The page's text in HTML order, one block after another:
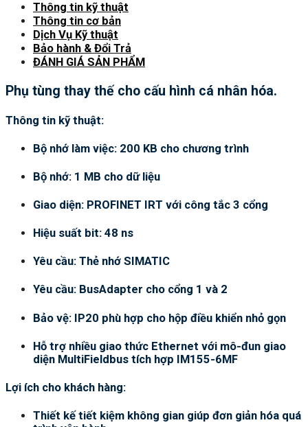
Thông tin kỹ thuật
Thông tin cơ bản
Dịch Vụ Kỹ thuật
Bảo hành & Đổi Trả
ĐÁNH GIÁ SẢN PHẨM
Phụ tùng thay thế cho cấu hình cá nhân hóa.
Thông tin kỹ thuật:
Bộ nhớ làm việc: 200 KB cho chương trình
Bộ nhớ: 1 MB cho dữ liệu
Giao diện: PROFINET IRT với công tắc 3 cổng
Hiệu suất bit: 48 ns
Yêu cầu: Thẻ nhớ SIMATIC
Yêu cầu: BusAdapter cho cổng 1 và 2
Bảo vệ: IP20 phù hợp cho hộp điều khiển nhỏ gọn
Hỗ trợ nhiều giao thức Ethernet với mô-đun giao
diện MultiFieldbus tích hợp IM155-6MF
Lợi ích cho khách hàng:
Thiết kế tiết kiệm không gian giúp đơn giản hóa quá